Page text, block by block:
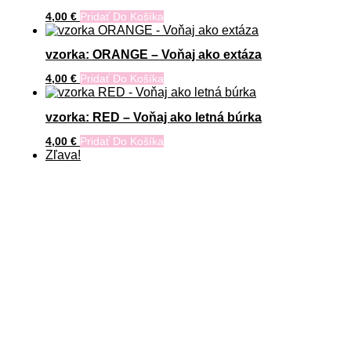
4,00 € Pridať Do Košíka
vzorka: ORANGE – Voňaj ako extáza
4,00 € Pridať Do Košíka
vzorka: RED – Voňaj ako letná búrka
4,00 € Pridať Do Košíka
Zľava!